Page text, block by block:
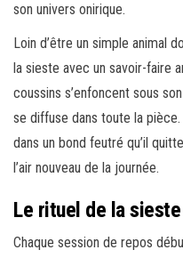
son univers onirique.
Loin d’être un simple animal
la sieste avec un savoir-faire
coussins s’enfoncent sous
se diffuse dans toute la pièce.
dans un bond feutré qu’il
l’air nouveau de la journée.
Le rituel de la
Chaque session de repos